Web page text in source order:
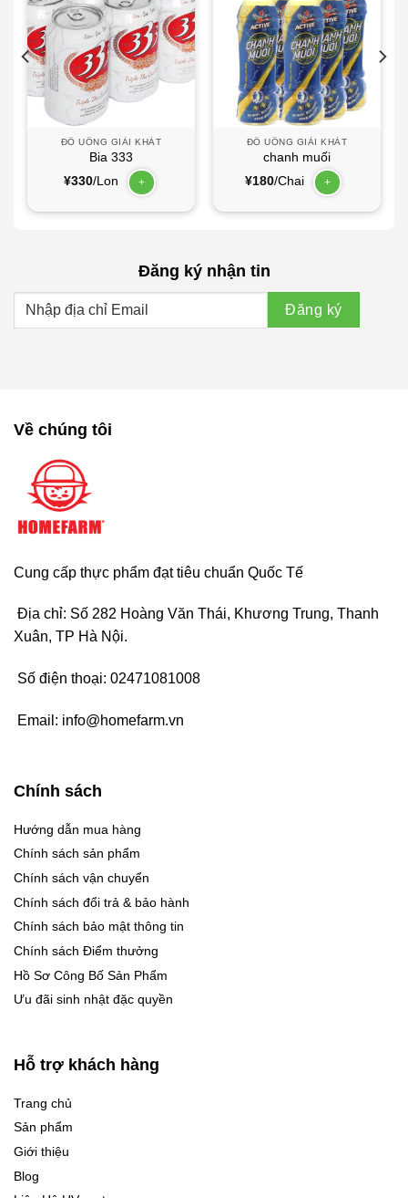
ĐỒ UỐNG GIẢI KHÁT
Bia 333
¥330/Lon +
ĐỒ UỐNG GIẢI KHÁT
chanh muối
¥180/Chai +
Đăng ký nhận tin
Về chúng tôi
Cung cấp thực phẩm đạt tiêu chuẩn Quốc Tế
Địa chỉ: Số 282 Hoàng Văn Thái, Khương Trung, Thanh
Xuân, TP Hà Nội.
Số điện thoại: 02471081008
Email: info@homefarm.vn
Chính sách
Hướng dẫn mua hàng
Chính sách sản phẩm
Chính sách vận chuyển
Chính sách đổi trả & bảo hành
Chính sách bảo mật thông tin
Chính sách Điểm thưởng
Hồ Sơ Công Bố Sản Phẩm
Ưu đãi sinh nhật đặc quyền
Hỗ trợ khách hàng
Trang chủ
Sản phẩm
Giới thiệu
Blog